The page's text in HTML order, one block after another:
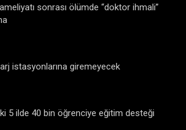
sonrası ölümde “doktor ihmali”
istasyonlarına giremeyecek
5 ilde 40 bin öğrenciye eğitim desteği